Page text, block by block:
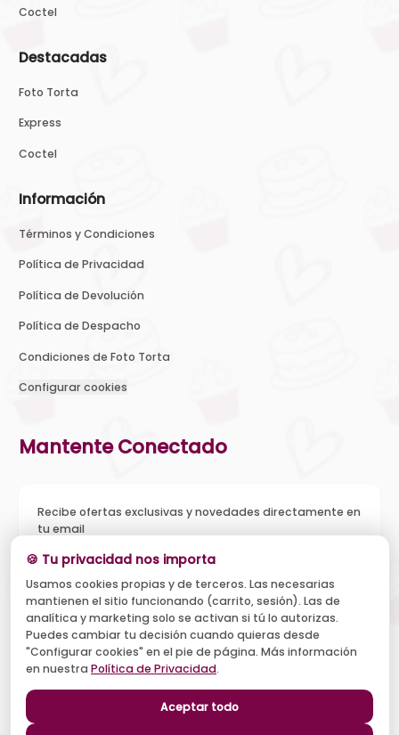
Coctel
Destacadas
Foto Torta
Express
Coctel
Información
Términos y Condiciones
Política de Privacidad
Política de Devolución
Política de Despacho
Condiciones de Foto Torta
Configurar cookies
Mantente Conectado
Recibe ofertas exclusivas y novedades directamente en
tu email
Acepto recibir novedades y ofertas, y el tratamiento de mi
email según la Política de Privacidad . Puedo darme de baja
cuando quiera.
Suscribirse
🍪 Tu privacidad nos importa
Usamos cookies propias y de terceros. Las necesarias
mantienen el sitio funcionando (carrito, sesión). Las de
analítica y marketing solo se activan si tú lo autorizas.
Puedes cambiar tu decisión cuando quieras desde
"Configurar cookies" en el pie de página. Más información
en nuestra Política de Privacidad.
Aceptar todo